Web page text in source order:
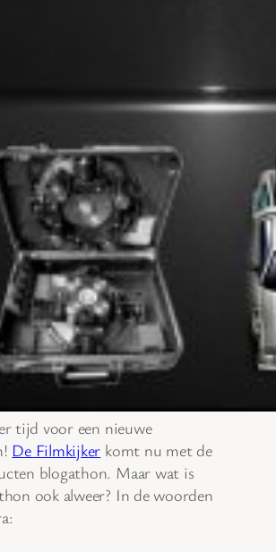
tijd voor een nieuwe
De Filmkijker komt nu met de
blogathon. Maar wat is
ook alweer? In de woorden